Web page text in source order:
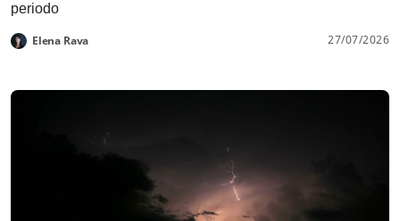
periodo
Elena Rava 27/07/2026